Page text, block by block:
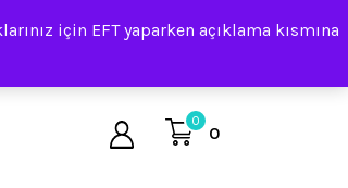
için EFT yaparken açıklama kısmına
0
0